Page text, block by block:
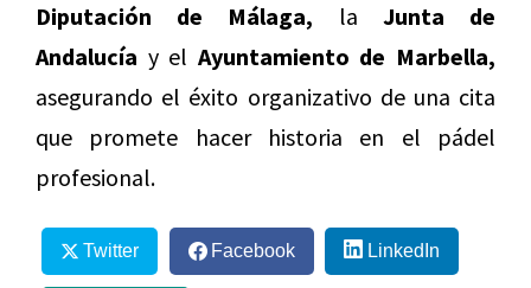
Diputación de Málaga, la Junta de
Andalucía y el Ayuntamiento de Marbella,
asegurando el éxito organizativo de una cita
que promete hacer historia en el pádel
profesional.
Twitter Facebook LinkedIn